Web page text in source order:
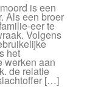
is een
Als een broer
eer te
Volgens
het
werken aan
de relatie
[…]